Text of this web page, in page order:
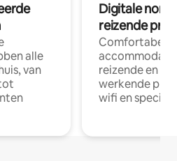
alle
van
Digitale
reizende
Comfortabele
reizende en
werkende
wifi en